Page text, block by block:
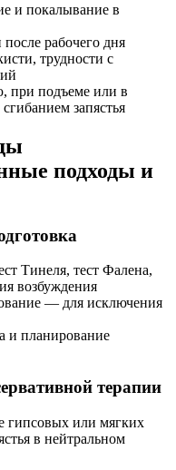
и покалывание в
рабочего дня
трудности с
при подъеме или в
запястья
подходы и
Тинеля, тест Фалена,
возбуждения
— для исключения
и планирование
терапии
гипсовых или мягких
в нейтральном